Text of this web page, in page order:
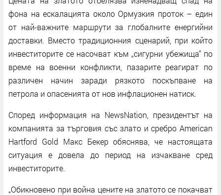
фона на ескалацията около Ормузкия проток – един
от най-важните маршрути за глобалните енергийни
доставки. Вместо традиционния сценарий, при който
инвеститорите се насочват към „сигурни убежища“ по
време на военни конфликти, пазарите реагират по
различен начин заради рязкото поскъпване на
петрола и опасенията от нов инфлационен натиск.
Според информация на NewsNation, президентът на
компанията за търговия със злато и сребро American
Hartford Gold Макс Бекер обяснява, че настоящата
ситуация е довела до период на изчакване сред
инвеститорите.
„Обикновено при война цените на златото се покачват